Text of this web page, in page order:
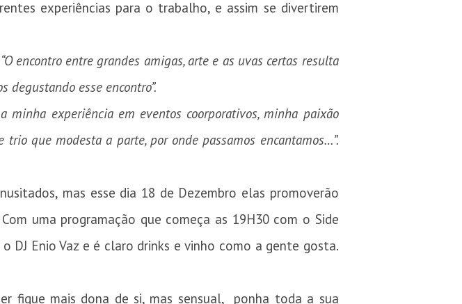
experiências para o trabalho, e assim se divertirem
encontro entre grandes amigas, arte e as uvas certas resulta
degustando esse encontro”.
minha experiência em eventos coorporativos, minha paixão
que modesta a parte, por onde passamos encantamos…”.
mas esse dia 18 de Dezembro elas promoverão
uma programação que começa as 19H30 com o Side
DJ Enio Vaz e é claro drinks e vinho como a gente gosta.
fique mais dona de si, mas sensual, ponha toda a sua